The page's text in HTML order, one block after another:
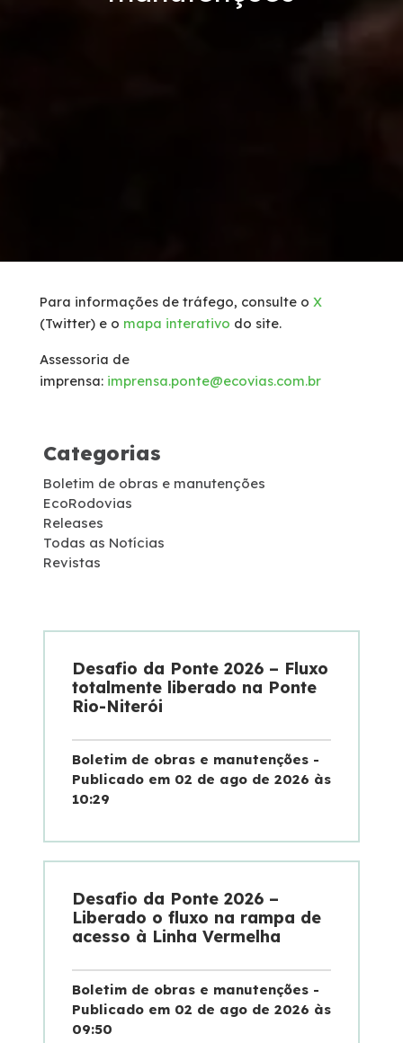
Links Úteis
Carta ao Usuário
Notícias
Sustentabilidade
Projetos Socioambientais
Compromisso de Regularização Ambiental
Política de Gestão Integrada
Compromisso Ambiental
Certificações
Iconografia - A Ponta do Caju
Atendimento
Ouvidoria
Para informações de tráfego, consulte o X
(Twitter) e o mapa interativo do site.
Assessoria de
imprensa: imprensa.ponte@ecovias.com.br
Categorias
Boletim de obras e manutenções
EcoRodovias
Releases
Todas as Notícias
Revistas
Desafio da Ponte 2026 – Fluxo
totalmente liberado na Ponte
Rio-Niterói
Boletim de obras e manutenções -
Publicado em 02 de ago de 2026 às
10:29
Desafio da Ponte 2026 –
Liberado o fluxo na rampa de
acesso à Linha Vermelha
Boletim de obras e manutenções -
Publicado em 02 de ago de 2026 às
09:50